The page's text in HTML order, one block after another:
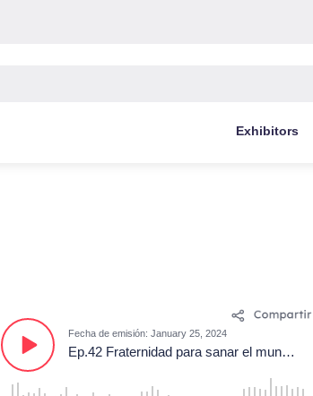
Exhibitors
Fecha de emisión: January 25, 2024
Ep.42 Fraternidad para sanar el mundo: Avances en las comisiones logística y musical rumbo al iec 2024